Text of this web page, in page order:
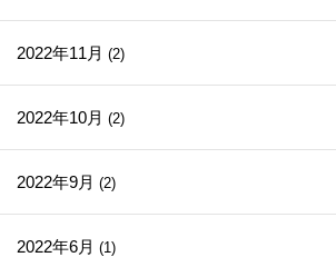
2022年11月 (2)
2022年10月 (2)
2022年9月 (2)
2022年6月 (1)